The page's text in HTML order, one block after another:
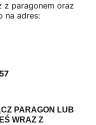
z paragonem oraz
na adres:
PARAGON LUB
WRAZ Z